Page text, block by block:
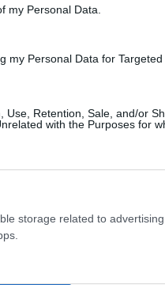
my Personal Data.
my Personal Data for Targeted
Use, Retention, Sale, and/or
with the Purposes for
storage related to